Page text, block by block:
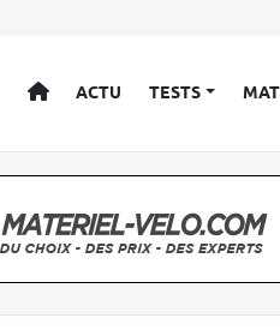
ACCUEIL
ACTU TESTS